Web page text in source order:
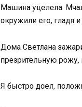
Машина уцелела.
окружили его, гладя
Дома Светлана
презрительную рожу,
Я быстро доел,